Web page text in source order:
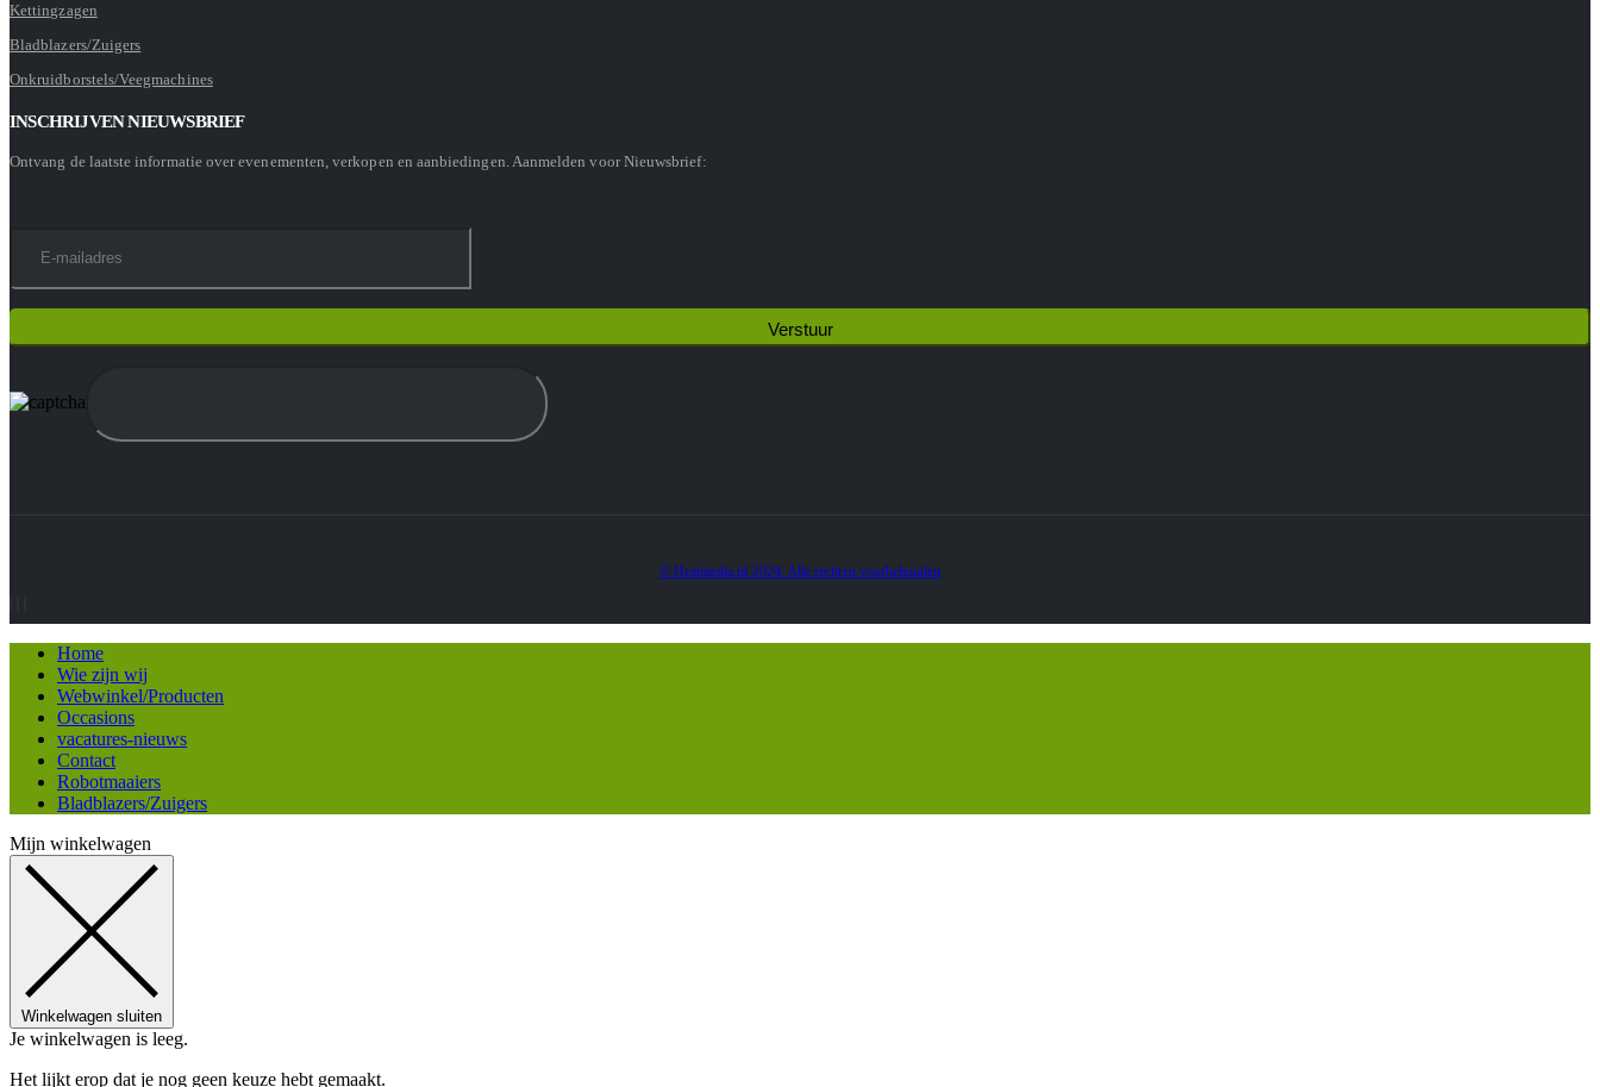
Kettingzagen
Bladblazers/Zuigers
Onkruidborstels/Veegmachines
INSCHRIJVEN NIEUWSBRIEF
Ontvang de laatste informatie over evenementen, verkopen en aanbiedingen. Aanmelden voor Nieuwsbrief:
© Heatmedia.nl 2024. Alle rechten voorbehouden
Home
Wie zijn wij
Webwinkel/Producten
Occasions
vacatures-nieuws
Contact
Robotmaaiers
Bladblazers/Zuigers
Mijn winkelwagen
Winkelwagen sluiten
Je winkelwagen is leeg.
Het lijkt erop dat je nog geen keuze hebt gemaakt.